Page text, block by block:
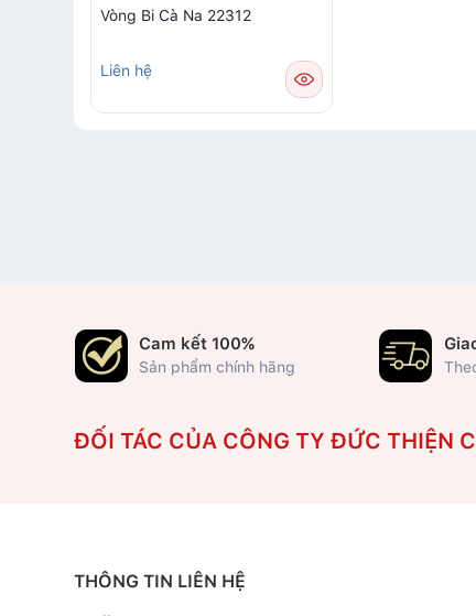
Vòng Bi Cà Na 22312
Liên hệ
Cam kết 100%
Sản phẩm chính hãng
ĐỐI TÁC CỦA CÔNG TY ĐỨC THIỆN
THÔNG TIN LIÊN HỆ